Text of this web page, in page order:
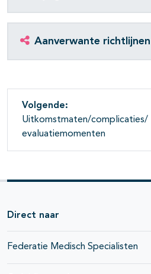
Aanverwante richtlijnen
Volgende:
Uitkomstmaten/complicaties/
evaluatiemomenten
Direct naar
Federatie Medisch Specialisten